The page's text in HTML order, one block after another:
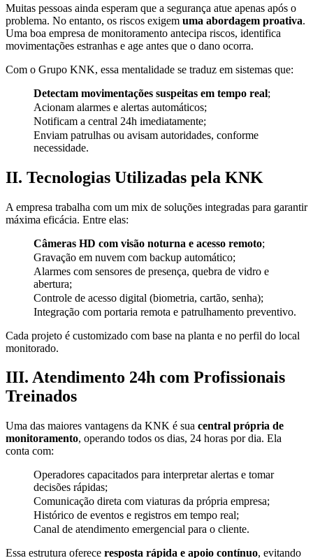
Muitas pessoas ainda esperam que a segurança atue apenas após o
problema. No entanto, os riscos exigem uma abordagem proativa.
Uma boa empresa de monitoramento antecipa riscos, identifica
movimentações estranhas e age antes que o dano ocorra.
Com o Grupo KNK, essa mentalidade se traduz em sistemas que:
Detectam movimentações suspeitas em tempo real;
Acionam alarmes e alertas automáticos;
Notificam a central 24h imediatamente;
Enviam patrulhas ou avisam autoridades, conforme
necessidade.
II. Tecnologias Utilizadas pela KNK
A empresa trabalha com um mix de soluções integradas para garantir
máxima eficácia. Entre elas:
Câmeras HD com visão noturna e acesso remoto;
Gravação em nuvem com backup automático;
Alarmes com sensores de presença, quebra de vidro e
abertura;
Controle de acesso digital (biometria, cartão, senha);
Integração com portaria remota e patrulhamento preventivo.
Cada projeto é customizado com base na planta e no perfil do local
monitorado.
III. Atendimento 24h com Profissionais
Treinados
Uma das maiores vantagens da KNK é sua central própria de
monitoramento, operando todos os dias, 24 horas por dia. Ela
conta com:
Operadores capacitados para interpretar alertas e tomar
decisões rápidas;
Comunicação direta com viaturas da própria empresa;
Histórico de eventos e registros em tempo real;
Canal de atendimento emergencial para o cliente.
Essa estrutura oferece resposta rápida e apoio contínuo, evitando